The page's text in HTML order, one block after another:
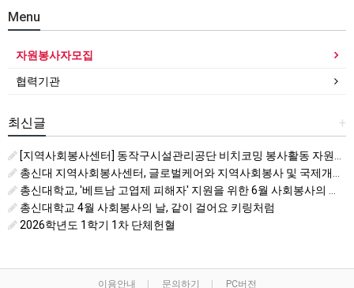
Menu
자원봉사자모집
협력기관
+
최신글
[지역사회봉사센터] 동작구시설관리공단 비치코밍 봉사활동 자원봉사자 모집
총신대 지역사회봉사센터, 글로벌케어와 지역사회봉사 및 국제개발협력 활성화를 위한 업무협약
총신대학교, '베트남 고엽제 피해자' 지원을 위한 6월 사회봉사의 날 운영
총신대학교 4월 사회봉사의 날, 같이 걸어요 키링처럼
2026학년도 1학기 1차 단체헌혈
이용안내 문의하기 PC버전